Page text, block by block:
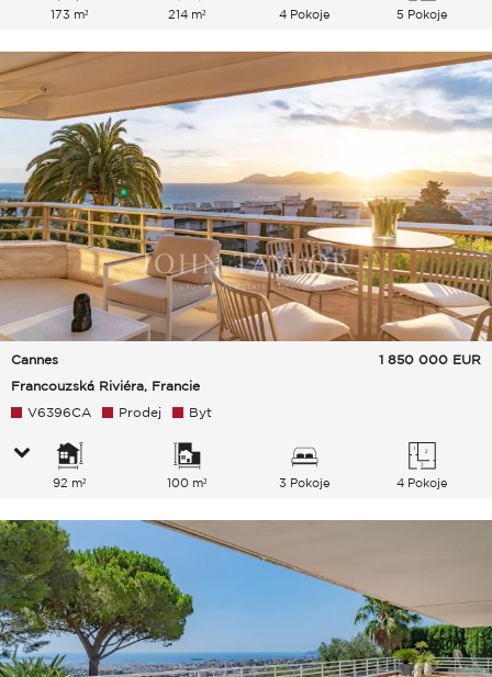
173 m² 214 m² 4 Pokoje 5 Pokoje
Cannes
Francouzská Riviéra, Francie
1 850 000 EUR
V6396CA Prodej Byt
92 m² 100 m² 3 Pokoje 4 Pokoje